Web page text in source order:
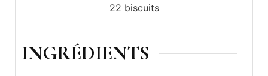
22 biscuits
INGRÉDIENTS